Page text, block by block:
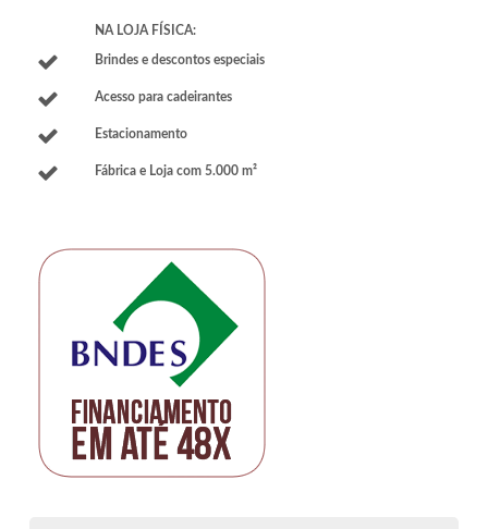
NA LOJA FÍSICA:
Brindes e descontos especiais
Acesso para cadeirantes
Estacionamento
Fábrica e Loja com 5.000 m²